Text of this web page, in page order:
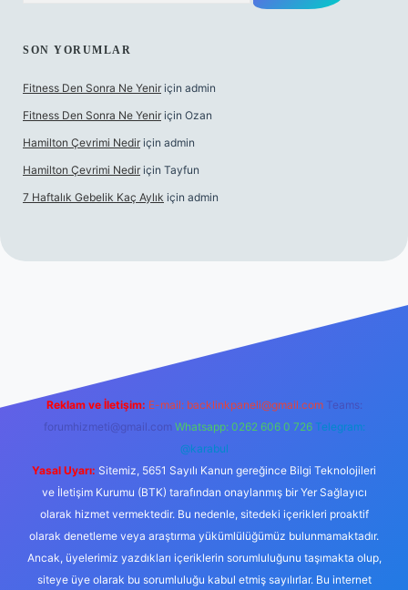
SON YORUMLAR
Fitness Den Sonra Ne Yenir için admin
Fitness Den Sonra Ne Yenir için Ozan
Hamilton Çevrimi Nedir için admin
Hamilton Çevrimi Nedir için Tayfun
7 Haftalık Gebelik Kaç Aylık için admin
Reklam ve İletişim: E-mail: backlinkpaneli@gmail.com Teams:
forumhizmeti@gmail.com Whatsapp: 0262 606 0 726 Telegram:
@karabul
Yasal Uyarı: Sitemiz, 5651 Sayılı Kanun gereğince Bilgi Teknolojileri
ve İletişim Kurumu (BTK) tarafından onaylanmış bir Yer Sağlayıcı
olarak hizmet vermektedir. Bu nedenle, sitedeki içerikleri proaktif
olarak denetleme veya araştırma yükümlülüğümüz bulunmamaktadır.
Ancak, üyelerimiz yazdıkları içeriklerin sorumluluğunu taşımakta olup,
siteye üye olarak bu sorumluluğu kabul etmiş sayılırlar. Bu internet